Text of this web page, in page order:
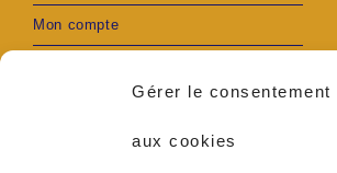
Gérer le consentement
aux cookies
Mon compte